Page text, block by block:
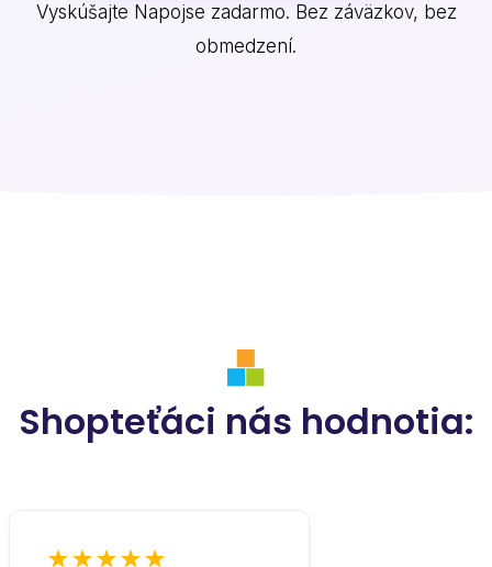
Vyskúšajte Napojse zadarmo. Bez záväzkov, bez
obmedzení.
Shopteťáci nás hodnotia: